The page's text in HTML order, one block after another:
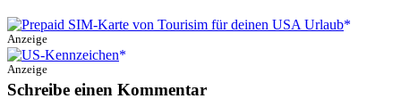
Anzeige
Anzeige
Schreibe einen Kommentar